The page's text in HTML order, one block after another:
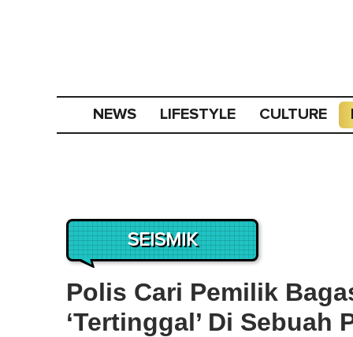
NEWS LIFESTYLE CULTURE
SEISMIK
Polis Cari Pemilik
‘Tertinggal’ Di Sebuah